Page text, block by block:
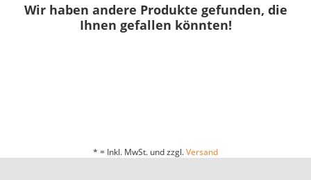
Wir haben andere Produkte gefunden, die
Ihnen gefallen könnten!
* = Inkl. MwSt. und zzgl.Versand